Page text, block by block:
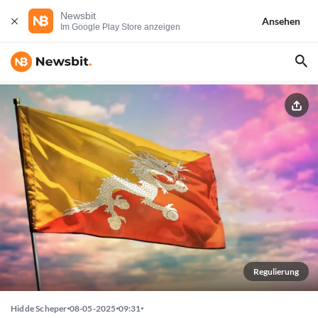
Newsbit
Im Google Play Store anzeigen
Ansehen
Regulierung
Hidde Scheper 08-05-2025 09:31